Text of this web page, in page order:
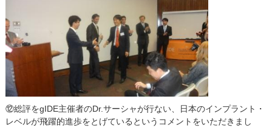
⑫総評をgIDE主催者のDr.サーシャが行ない、日本のインプラント・
レベルが飛躍的進歩をとげているというコメントをいただきまし